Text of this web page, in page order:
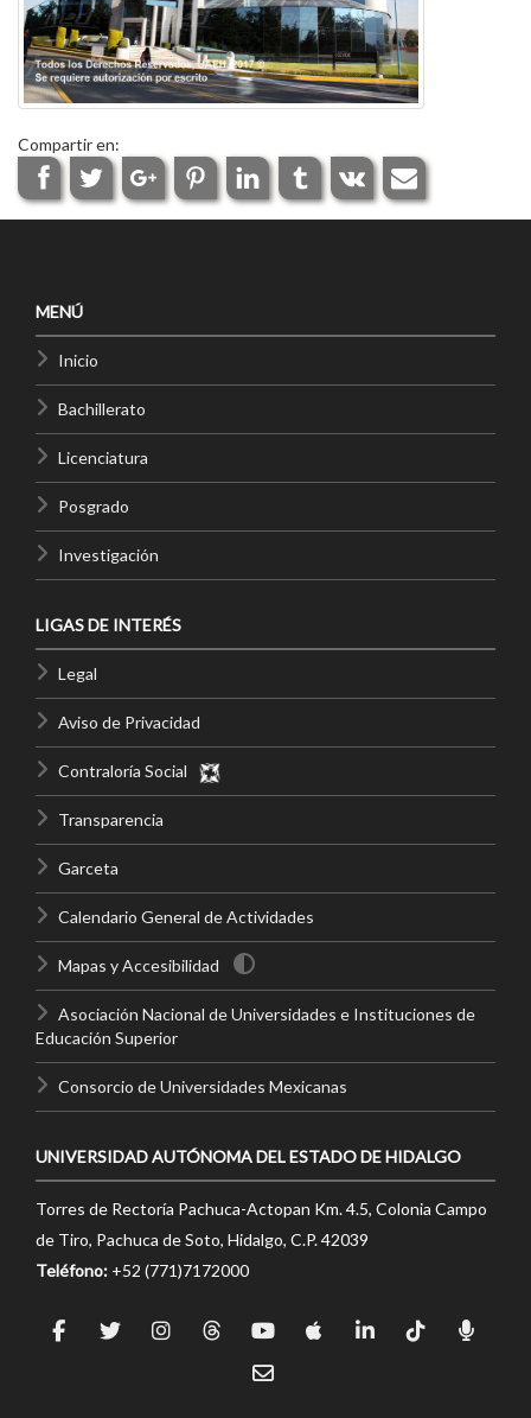
Compartir en:
MENÚ
Inicio
Bachillerato
Licenciatura
Posgrado
Investigación
LIGAS DE INTERÉS
Legal
Aviso de Privacidad
Contraloría Social
Transparencia
Garceta
Calendario General de Actividades
Mapas y Accesibilidad
Asociación Nacional de Universidades e Instituciones de
Educación Superior
Consorcio de Universidades Mexicanas
UNIVERSIDAD AUTÓNOMA DEL ESTADO DE HIDALGO
Torres de Rectoría Pachuca-Actopan Km. 4.5, Colonia Campo
de Tiro, Pachuca de Soto, Hidalgo, C.P. 42039
Teléfono: +52 (771)7172000